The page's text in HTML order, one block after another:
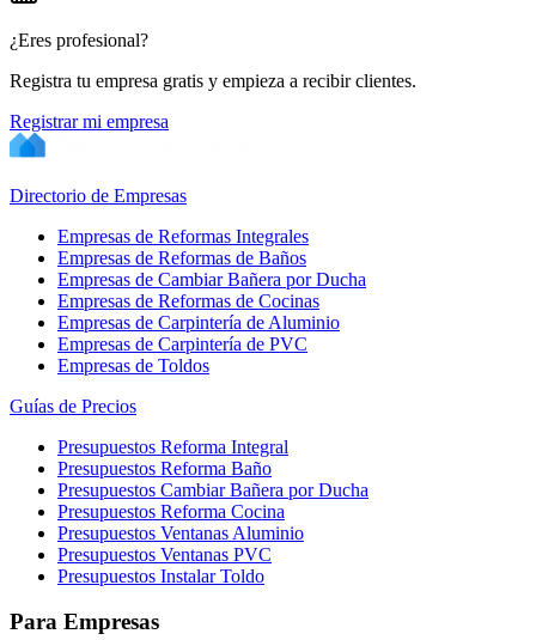
¿Eres profesional?
Registra tu empresa gratis y empieza a recibir clientes.
Registrar mi empresa
Directorio de Empresas
Empresas de Reformas Integrales
Empresas de Reformas de Baños
Empresas de Cambiar Bañera por Ducha
Empresas de Reformas de Cocinas
Empresas de Carpintería de Aluminio
Empresas de Carpintería de PVC
Empresas de Toldos
Guías de Precios
Presupuestos Reforma Integral
Presupuestos Reforma Baño
Presupuestos Cambiar Bañera por Ducha
Presupuestos Reforma Cocina
Presupuestos Ventanas Aluminio
Presupuestos Ventanas PVC
Presupuestos Instalar Toldo
Para Empresas